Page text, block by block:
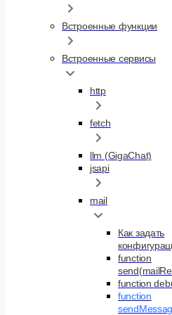
Встроенные функции
Встроенные сервисы
http
fetch
llm (GigaChat)
jsapi
mail
Как задать
function
function
function